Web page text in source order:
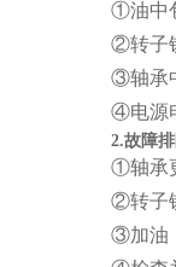
①油中
②转子
③轴承
④电源
2.故障
①轴承
②转子
③加油